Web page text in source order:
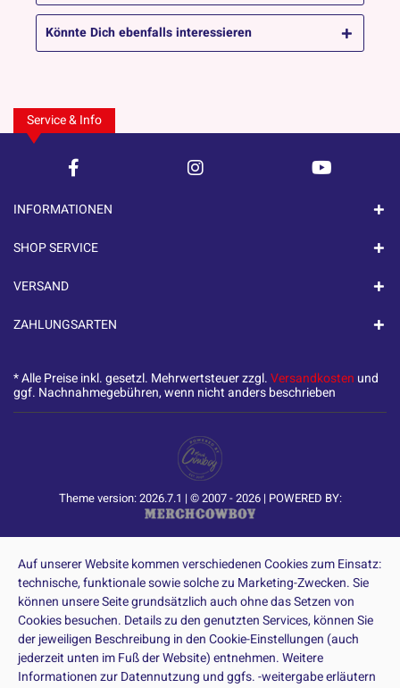
Könnte Dich ebenfalls interessieren
Service & Info
INFORMATIONEN
SHOP SERVICE
VERSAND
ZAHLUNGSARTEN
* Alle Preise inkl. gesetzl. Mehrwertsteuer zzgl.Versandkosten und
ggf. Nachnahmegebühren, wenn nicht anders beschrieben
Theme version: 2026.7.1 | © 2007 - 2026 | POWERED BY:
Auf unserer Website kommen verschiedenen Cookies zum Einsatz:
technische, funktionale sowie solche zu Marketing-Zwecken. Sie
können unsere Seite grundsätzlich auch ohne das Setzen von
Cookies besuchen. Details zu den genutzten Services, können Sie
der jeweiligen Beschreibung in den Cookie-Einstellungen (auch
jederzeit unten im Fuß der Website) entnehmen. Weitere
Informationen zur Datennutzung und ggfs. -weitergabe erläutern